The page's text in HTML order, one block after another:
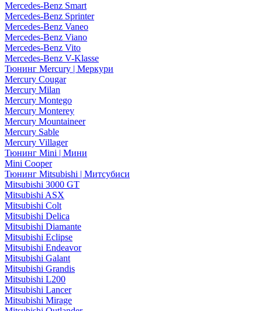
Mercedes-Benz Smart
Mercedes-Benz Sprinter
Mercedes-Benz Vaneo
Mercedes-Benz Viano
Mercedes-Benz Vito
Mercedes-Benz V-Klasse
Тюнинг Mercury | Меркури
Mercury Cougar
Mercury Milan
Mercury Montego
Mercury Monterey
Mercury Mountaineer
Mercury Sable
Mercury Villager
Тюнинг Mini | Мини
Mini Cooper
Тюнинг Mitsubishi | Митсубиси
Mitsubishi 3000 GT
Mitsubishi ASX
Mitsubishi Colt
Mitsubishi Delica
Mitsubishi Diamante
Mitsubishi Eclipse
Mitsubishi Endeavor
Mitsubishi Galant
Mitsubishi Grandis
Mitsubishi L200
Mitsubishi Lancer
Mitsubishi Mirage